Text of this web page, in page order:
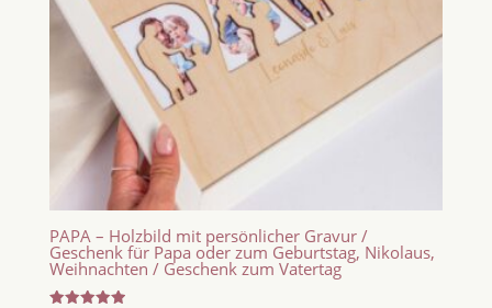
PAPA – Holzbild mit persönlicher Gravur /
Geschenk für Papa oder zum Geburtstag, Nikolaus,
Weihnachten / Geschenk zum Vatertag